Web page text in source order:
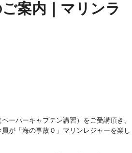
案内｜マリンラ
ーパーキャプテン講習）をご受講頂き、
が「海の事故０」マリンレジャーを楽し